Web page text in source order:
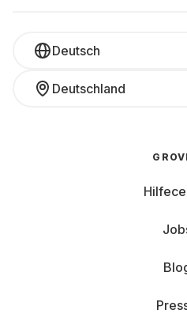
Deutsch
Deutschland